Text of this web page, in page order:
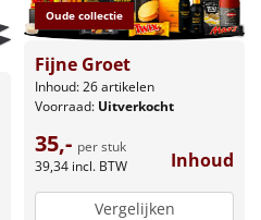
Oude collectie
Fijne Groet
Inhoud: 26 artikelen
Voorraad: Uitverkocht
35,- per stuk
39,34 incl. BTW Inhoud
Vergelijken